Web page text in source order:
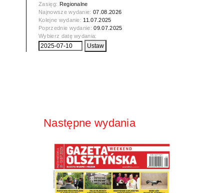
Zasięg: Regionalne
Najnowsze wydanie:07.08.2026
Kolejne wydanie: 11.07.2025
Poprzednie wydanie:09.07.2025
Wybierz datę wydania:
Następne wydania